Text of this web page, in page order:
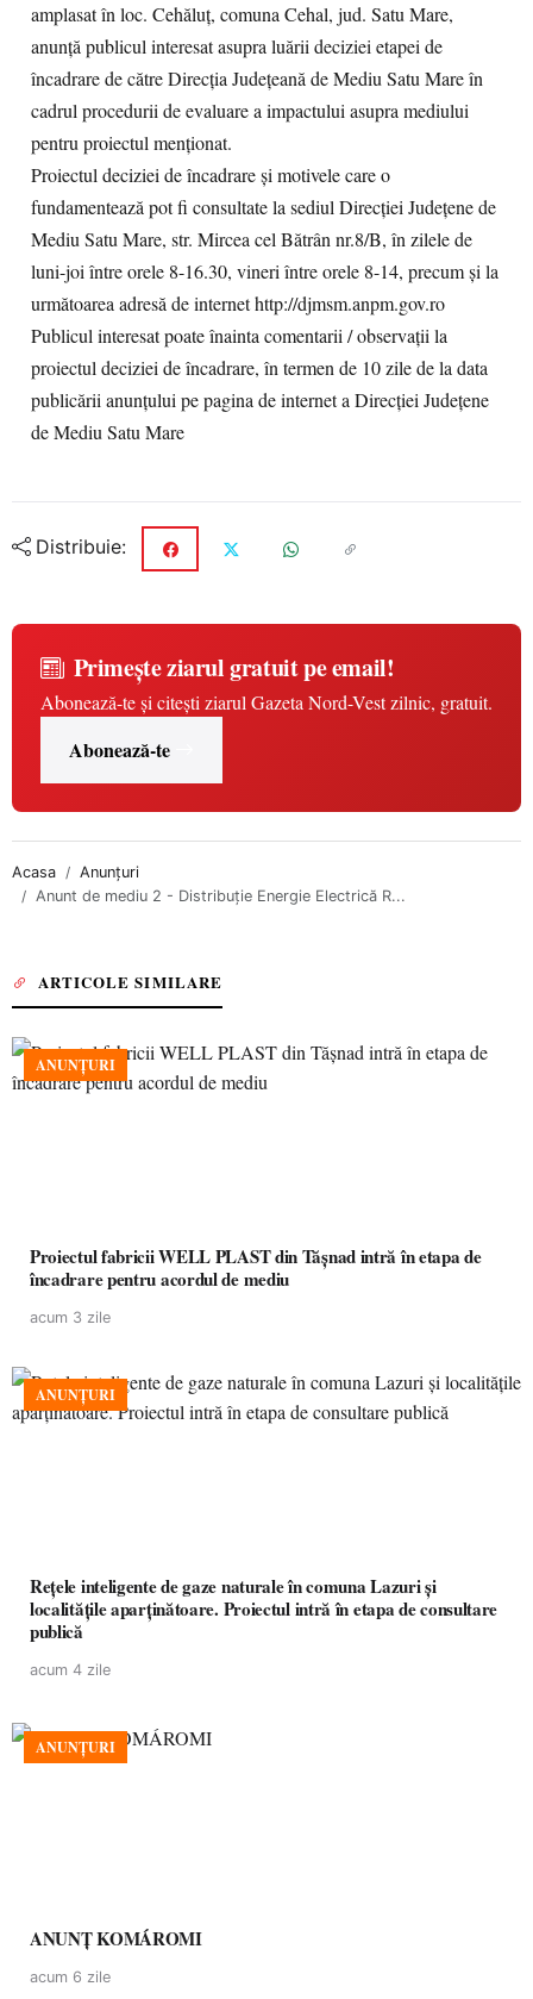
amplasat în loc. Cehăluț, comuna Cehal, jud. Satu Mare,
anunță publicul interesat asupra luării deciziei etapei de
încadrare de către Direcția Județeană de Mediu Satu Mare în
cadrul procedurii de evaluare a impactului asupra mediului
pentru proiectul menționat.
Proiectul deciziei de încadrare și motivele care o
fundamentează pot fi consultate la sediul Direcției Județene de
Mediu Satu Mare, str. Mircea cel Bătrân nr.8/B, în zilele de
luni-joi între orele 8-16.30, vineri între orele 8-14, precum și la
următoarea adresă de internet http://djmsm.anpm.gov.ro
Publicul interesat poate înainta comentarii / observații la
proiectul deciziei de încadrare, în termen de 10 zile de la data
publicării anunțului pe pagina de internet a Direcției Județene
de Mediu Satu Mare
Distribuie:
Primește ziarul gratuit pe email!
Abonează-te și citești ziarul Gazeta Nord-Vest zilnic, gratuit.
Abonează-te
Acasa
Anunțuri
Anunt de mediu 2 - Distribuție Energie Electrică R...
ARTICOLE SIMILARE
ANUNȚURI
Proiectul fabricii WELL PLAST din Tășnad intră în etapa de
încadrare pentru acordul de mediu
acum 3 zile
ANUNȚURI
Rețele inteligente de gaze naturale în comuna Lazuri și
localitățile aparținătoare. Proiectul intră în etapa de consultare
publică
acum 4 zile
ANUNȚURI
ANUNȚ KOMÁROMI
acum 6 zile